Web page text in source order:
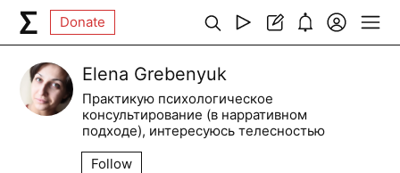
Donate
Elena Grebenyuk
Практикую психологическое
консультирование (в нарративном
подходе), интересуюсь телесностью
Follow